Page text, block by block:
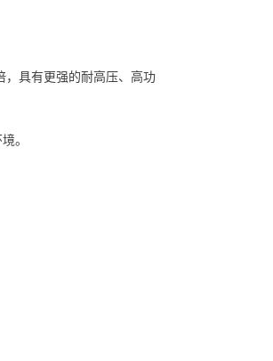
，具有更强的耐高压、高功
。